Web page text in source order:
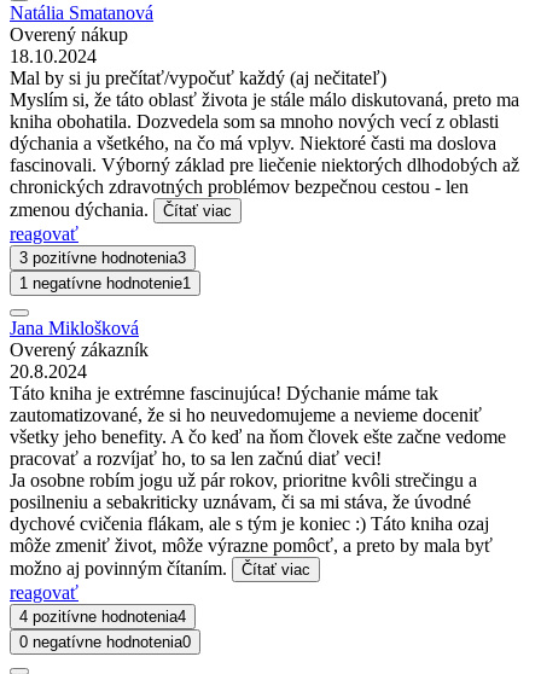
Natália Smatanová
Overený nákup
18.10.2024
Mal by si ju prečítať/vypočuť každý (aj nečitateľ)
Myslím si, že táto oblasť života je stále málo diskutovaná, preto ma
kniha obohatila. Dozvedela som sa mnoho nových vecí z oblasti
dýchania a všetkého, na čo má vplyv. Niektoré časti ma doslova
fascinovali. Výborný základ pre liečenie niektorých dlhodobých až
chronických zdravotných problémov bezpečnou cestou - len
zmenou dýchania.
Čítať viac
reagovať
3 pozitívne hodnotenia3
1 negatívne hodnotenie1
Jana Miklošková
Overený zákazník
20.8.2024
Táto kniha je extrémne fascinujúca! Dýchanie máme tak
zautomatizované, že si ho neuvedomujeme a nevieme doceniť
všetky jeho benefity. A čo keď na ňom človek ešte začne vedome
pracovať a rozvíjať ho, to sa len začnú diať veci!
Ja osobne robím jogu už pár rokov, prioritne kvôli strečingu a
posilneniu a sebakriticky uznávam, či sa mi stáva, že úvodné
dychové cvičenia flákam, ale s tým je koniec :) Táto kniha ozaj
môže zmeniť život, môže výrazne pomôcť, a preto by mala byť
možno aj povinným čítaním.
Čítať viac
reagovať
4 pozitívne hodnotenia4
0 negatívne hodnotenia0